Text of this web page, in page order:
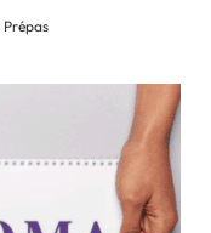
atteint 52 000